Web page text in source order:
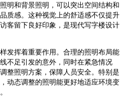
明和背景照明，可以突出空间结构和
质感。这种视觉上的舒适感不仅提升
客留下良好印象，是现代写字楼设计
发挥着重要作用。合理的照明布局能
不足引发的意外，同时在紧急情况
整照明方案，保障人员安全。特别是
动态调整的照明能更好地适应环境变